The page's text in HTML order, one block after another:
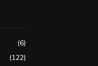
(6)
(122)